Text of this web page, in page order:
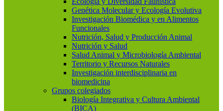
Genética Molecular y Ecología Evolutiva
Investigación Biomédica y en Alimentos
Funcionales
Nutrición, Salud y Producción Animal
Nutrición y Salud
Salud Animal y Microbiología Ambiental
Territorio y Recursos Naturales
Investigación interdisciplinaria en
biomedicina
Grupos colegiados
Biología Integrativa y Cultura Ambiental
(BICA)